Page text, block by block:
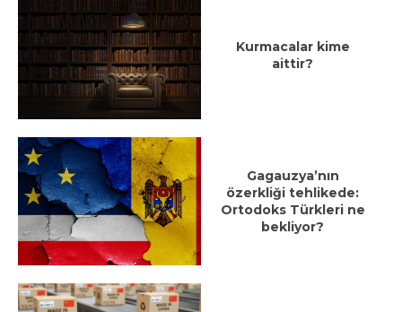
Kurmacalar kime
aittir?
Gagauzya’nın
özerkliği tehlikede:
Ortodoks Türkleri ne
bekliyor?